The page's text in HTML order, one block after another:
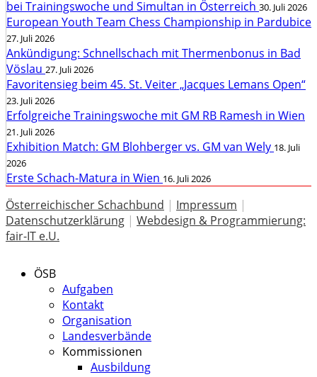
bei Trainingswoche und Simultan in Österreich 30. Juli 2026
European Youth Team Chess Championship in Pardubice
27. Juli 2026
Ankündigung: Schnellschach mit Thermenbonus in Bad
Vöslau 27. Juli 2026
Favoritensieg beim 45. St. Veiter „Jacques Lemans Open“
23. Juli 2026
Erfolgreiche Trainingswoche mit GM RB Ramesh in Wien
21. Juli 2026
Exhibition Match: GM Blohberger vs. GM van Wely 18. Juli
2026
Erste Schach-Matura in Wien 16. Juli 2026
Österreichischer Schachbund | Impressum |
Datenschutzerklärung | Webdesign & Programmierung:
fair-IT e.U.
ÖSB
Aufgaben
Kontakt
Organisation
Landesverbände
Kommissionen
Ausbildung